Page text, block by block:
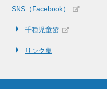
SNS（Facebook）
千種児童館
リンク集